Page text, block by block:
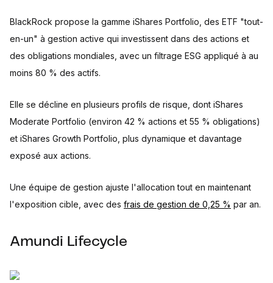
BlackRock propose la gamme iShares Portfolio, des ETF "tout-
en-un" à gestion active qui investissent dans des actions et
des obligations mondiales, avec un filtrage ESG appliqué à au
moins 80 % des actifs.
Elle se décline en plusieurs profils de risque, dont iShares
Moderate Portfolio (environ 42 % actions et 55 % obligations)
et iShares Growth Portfolio, plus dynamique et davantage
exposé aux actions.
Une équipe de gestion ajuste l'allocation tout en maintenant
l'exposition cible, avec des frais de gestion de 0,25 % par an.
Amundi Lifecycle